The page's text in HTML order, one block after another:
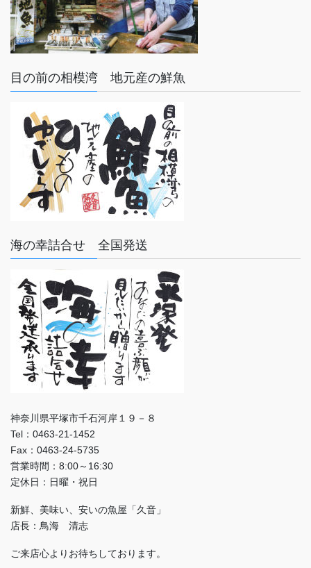
目の前の相模湾 地元産の鮮魚
海の幸詰合せ 全国発送
神奈川県平塚市千石河岸１９－８
Tel：0463-21-1452
Fax：0463-24-5735
営業時間：8:00～16:30
定休日：日曜・祝日
新鮮、美味い、安いの魚屋「久音」
店長：鳥海 清志
ご来店心よりお待ちしております。